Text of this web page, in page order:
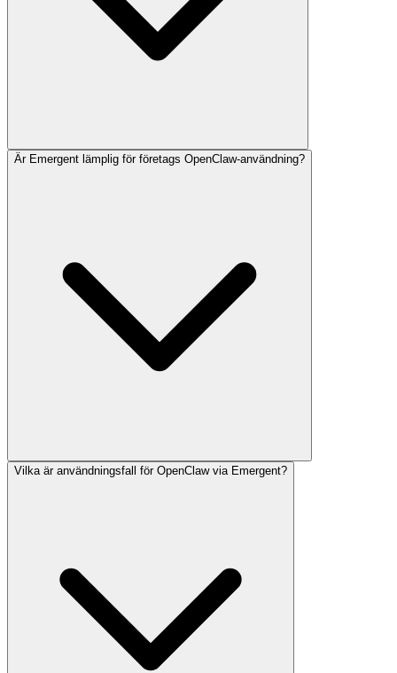
Är Emergent lämplig för företags OpenClaw-användning?
Vilka är användningsfall för OpenClaw via Emergent?